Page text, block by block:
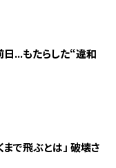
...もたらした“違和
で飛ぶとは」 破壊さ